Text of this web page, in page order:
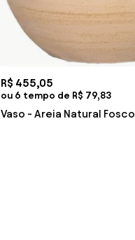
R$ 455,05
ou 6 tempo de R$ 79,83
Vaso - Areia Natural Fosco